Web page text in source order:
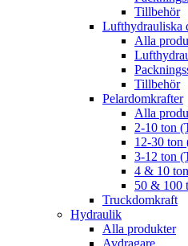
Tillbehör
Lufthydrauliska
Alla
Tillbehör
Pelardomkrafter
Alla
2-10 ton
12-30 ton
3-12 ton
4 & 10
50 & 100
Truckdomkraft
Hydraulik
Alla produkter
Avdragare